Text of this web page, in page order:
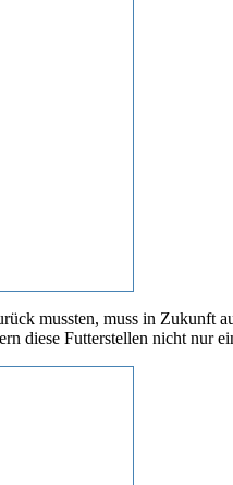
mussten, muss in Zukunft
Futterstellen nicht nur